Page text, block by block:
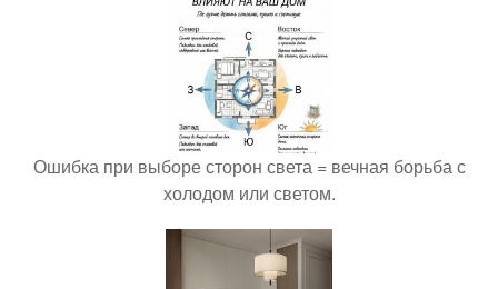
Ошибка при выборе сторон света = вечная борьба с
холодом или светом.